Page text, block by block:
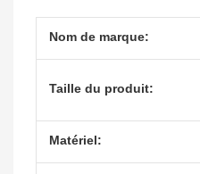
Nom de marque:
Taille du produit:
Matériel: